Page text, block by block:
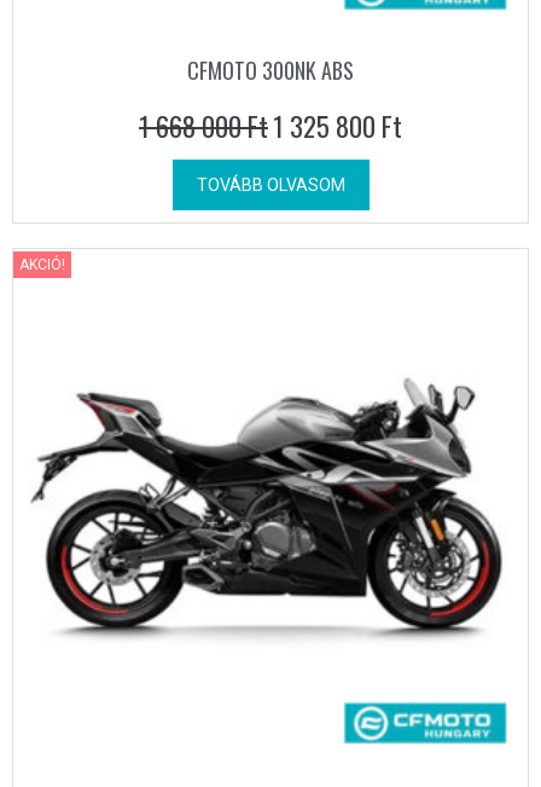
CFMOTO 300NK ABS
1 668 000Ft1 325 800 Ft
TOVÁBB OLVASOM
AKCIÓ!